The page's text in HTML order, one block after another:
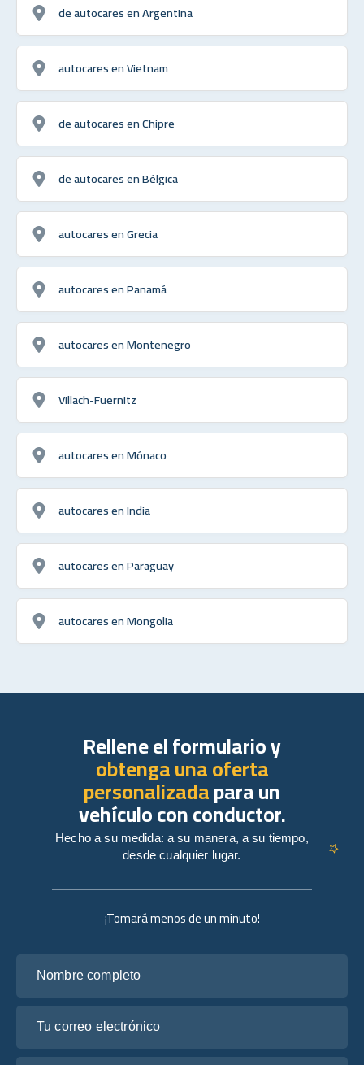
de autocares en Argentina
autocares en Vietnam
de autocares en Chipre
de autocares en Bélgica
autocares en Grecia
autocares en Panamá
autocares en Montenegro
Villach-Fuernitz
autocares en Mónaco
autocares en India
autocares en Paraguay
autocares en Mongolia
¡Tomará menos de un minuto!
Rellene el formulario y
obtenga una oferta
personalizadapara un
vehículo con conductor.
Hecho a su medida: a su manera, a su tiempo,
desde cualquier lugar.